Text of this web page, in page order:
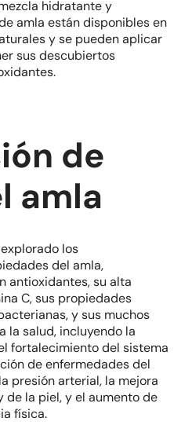
hidratante y
amla están disponibles en
y se pueden aplicar
sus descubiertos
de
amla
los
del amla,
antioxidantes, su alta
C, sus propiedades
y sus muchos
la salud, incluyendo la
fortalecimiento del sistema
de enfermedades del
presión arterial, la mejora
de la piel, y el aumento de
física.